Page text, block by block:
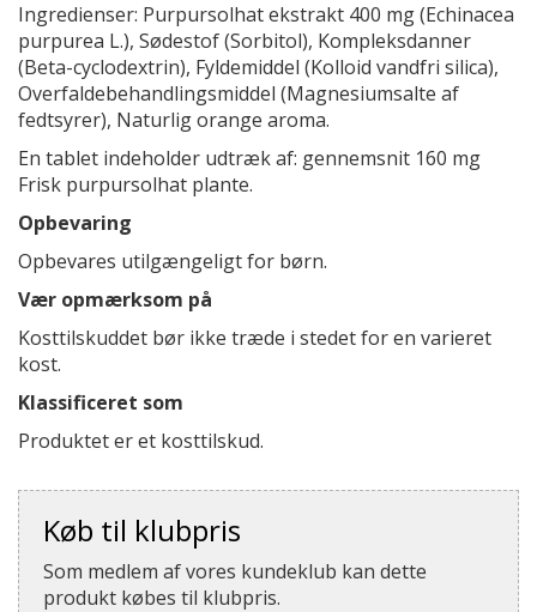
Ingredienser: Purpursolhat ekstrakt 400 mg (Echinacea
purpurea L.), Sødestof (Sorbitol), Kompleksdanner
(Beta-cyclodextrin), Fyldemiddel (Kolloid vandfri silica),
Overfaldebehandlingsmiddel (Magnesiumsalte af
fedtsyrer), Naturlig orange aroma.
En tablet indeholder udtræk af: gennemsnit 160 mg
Frisk purpursolhat plante.
Opbevaring
Opbevares utilgængeligt for børn.
Vær opmærksom på
Kosttilskuddet bør ikke træde i stedet for en varieret
kost.
Klassificeret som
Produktet er et kosttilskud.
Køb til klubpris
Som medlem af vores kundeklub kan dette
produkt købes til klubpris.